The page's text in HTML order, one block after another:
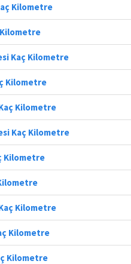
Kilometre
Kilometre
Kaç Kilometre
Kilometre
Kilometre
Kaç Kilometre
Kilometre
Kilometre
Kilometre
Kilometre